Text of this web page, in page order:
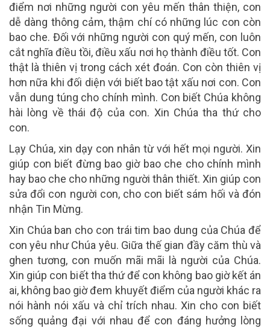
điểm nơi những người con yêu mến thân thiện, con
dễ dàng thông cảm, thậm chí có những lúc con còn
bao che. Đối với những người con quý mến, con luôn
cắt nghĩa điều tồi, điều xấu nơi họ thành điều tốt. Con
thật là thiên vị trong cách xét đoán. Con còn thiên vị
hơn nữa khi đối diện với biết bao tật xấu nơi con. Con
vẫn dung túng cho chính mình. Con biết Chúa không
hài lòng về thái độ của con. Xin Chúa tha thứ cho
con.
Lạy Chúa, xin dạy con nhân từ với hết mọi người. Xin
giúp con biết đừng bao giờ bao che cho chính mình
hay bao che cho những người thân thiết. Xin giúp con
sửa đổi con người con, cho con biết sám hối và đón
nhận Tin Mừng.
Xin Chúa ban cho con trái tim bao dung của Chúa để
con yêu như Chúa yêu. Giữa thế gian đầy căm thù và
ghen tương, con muốn mãi mãi là người của Chúa.
Xin giúp con biết tha thứ để con không bao giờ kết án
ai, không bao giờ đem khuyết điểm của người khác ra
nói hành nói xấu và chỉ trích nhau. Xin cho con biết
sống quảng đại với nhau để con đáng hưởng lòng